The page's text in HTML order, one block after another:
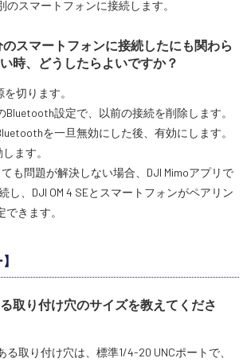
のスマートフォンに接続します。
のスマートフォンに接続したにも関わら
時、どうしたらよいですか？
を切ります。
Bluetooth設定で、以前の接続を削除します。
を一旦無効にした後、有効にします。
ます。
も問題が解決しない場合、DJI Mimoアプリで
し、DJI OM 4 SEとスマートフォンがペアリン
きます。
取り付け穴のサイズを教えてくださ
る取り付け穴は、標準1/4-20 UNCポートで、